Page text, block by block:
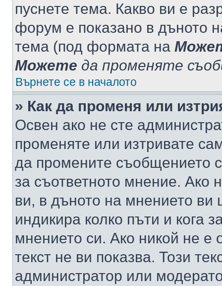
пуснете тема. Какво ви е
форум е показано в дъното
тема (под формата на
Можете да променяте
Върнете се в началото
» Как да променя или
Освен ако не сте
променяте или изтривате
да промените съобщението
за съответното мнение. Ако
ви, в дъното на мнението ви
индикира колко пъти и кога
мнението си. Ако никой не е
текст не ви показва. Този
администратор или